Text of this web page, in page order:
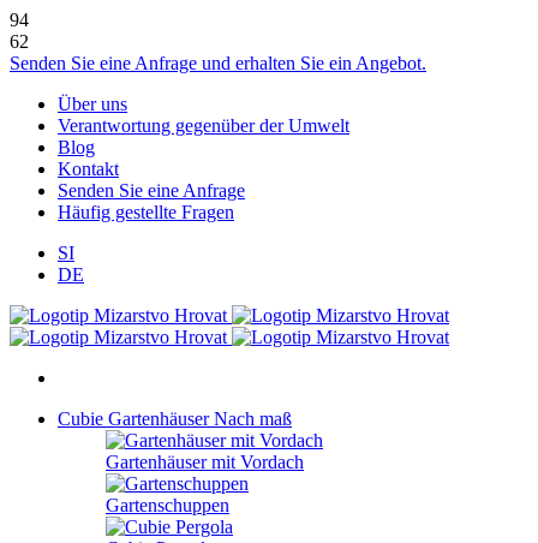
94
62
Senden Sie eine Anfrage und erhalten Sie ein Angebot.
Über uns
Verantwortung gegenüber der Umwelt
Blog
Kontakt
Senden Sie eine Anfrage
Häufig gestellte Fragen
SI
DE
Cubie GartenhäuserNach maß
Gartenhäuser mit Vordach
Gartenschuppen